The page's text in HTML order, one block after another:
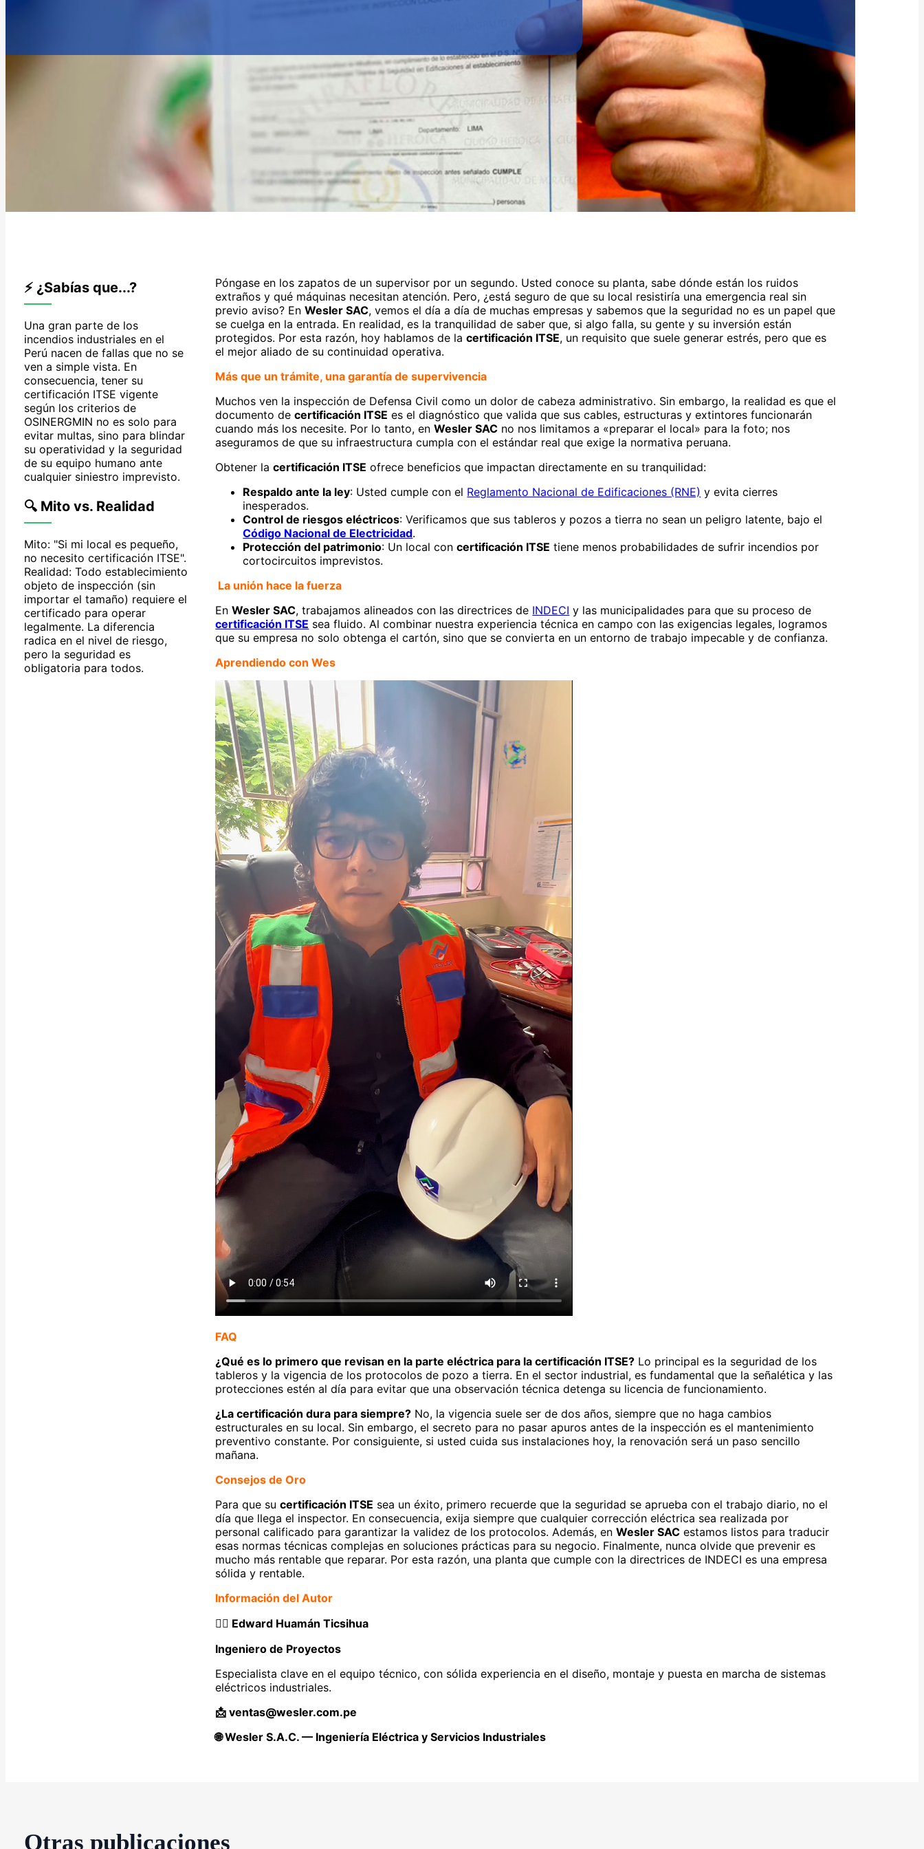
⚡ ¿Sabías que...?
Una gran parte de los
incendios industriales en el
Perú nacen de fallas que no se
ven a simple vista. En
consecuencia, tener su
certificación ITSE vigente
según los criterios de
OSINERGMIN no es solo para
evitar multas, sino para blindar
su operatividad y la seguridad
de su equipo humano ante
cualquier siniestro imprevisto.
🔍 Mito vs. Realidad
Mito: "Si mi local es pequeño,
no necesito certificación ITSE".
Realidad: Todo establecimiento
objeto de inspección (sin
importar el tamaño) requiere el
certificado para operar
legalmente. La diferencia
radica en el nivel de riesgo,
pero la seguridad es
obligatoria para todos.
Póngase en los zapatos de un supervisor por un segundo. Usted conoce su planta, sabe dónde están los ruidos
extraños y qué máquinas necesitan atención. Pero, ¿está seguro de que su local resistiría una emergencia real sin
previo aviso? EnWesler SAC, vemos el día a día de muchas empresas y sabemos que la seguridad no es un papel que
se cuelga en la entrada. En realidad, es la tranquilidad de saber que, si algo falla, su gente y su inversión están
protegidos. Por esta razón, hoy hablamos de lacertificación ITSE, un requisito que suele generar estrés, pero que es
el mejor aliado de su continuidad operativa.
Más que un trámite, una garantía de supervivencia
Muchos ven la inspección de Defensa Civil como un dolor de cabeza administrativo. Sin embargo, la realidad es que el
documento decertificación ITSE es el diagnóstico que valida que sus cables, estructuras y extintores funcionarán
cuando más los necesite. Por lo tanto, enWesler SAC no nos limitamos a «preparar el local» para la foto; nos
aseguramos de que su infraestructura cumpla con el estándar real que exige la normativa peruana.
Obtener lacertificación ITSE ofrece beneficios que impactan directamente en su tranquilidad:
Respaldo ante la ley: Usted cumple con el Reglamento Nacional de Edificaciones (RNE) y evita cierres
inesperados.
Control de riesgos eléctricos: Verificamos que sus tableros y pozos a tierra no sean un peligro latente, bajo el
Código Nacional de Electricidad.
Protección del patrimonio: Un local concertificación ITSE tiene menos probabilidades de sufrir incendios por
cortocircuitos imprevistos.
La unión hace la fuerza
EnWesler SAC, trabajamos alineados con las directrices de INDECI y las municipalidades para que su proceso de
certificación ITSE sea fluido. Al combinar nuestra experiencia técnica en campo con las exigencias legales, logramos
que su empresa no solo obtenga el cartón, sino que se convierta en un entorno de trabajo impecable y de confianza.
Aprendiendo con Wes
FAQ
¿Qué es lo primero que revisan en la parte eléctrica para la certificación ITSE? Lo principal es la seguridad de los
tableros y la vigencia de los protocolos de pozo a tierra. En el sector industrial, es fundamental que la señalética y las
protecciones estén al día para evitar que una observación técnica detenga su licencia de funcionamiento.
¿La certificación dura para siempre? No, la vigencia suele ser de dos años, siempre que no haga cambios
estructurales en su local. Sin embargo, el secreto para no pasar apuros antes de la inspección es el mantenimiento
preventivo constante. Por consiguiente, si usted cuida sus instalaciones hoy, la renovación será un paso sencillo
mañana.
Consejos de Oro
Para que sucertificación ITSE sea un éxito, primero recuerde que la seguridad se aprueba con el trabajo diario, no el
día que llega el inspector. En consecuencia, exija siempre que cualquier corrección eléctrica sea realizada por
personal calificado para garantizar la validez de los protocolos. Además, enWesler SAC estamos listos para traducir
esas normas técnicas complejas en soluciones prácticas para su negocio. Finalmente, nunca olvide que prevenir es
mucho más rentable que reparar. Por esta razón, una planta que cumple con la directrices de INDECI es una empresa
sólida y rentable.
Información del Autor
👷‍♂️ Edward Huamán Ticsihua
Ingeniero de Proyectos
Especialista clave en el equipo técnico, con sólida experiencia en el diseño, montaje y puesta en marcha de sistemas
eléctricos industriales.
📩 ventas@wesler.com.pe
🌐 Wesler S.A.C. — Ingeniería Eléctrica y Servicios Industriales
Otras publicaciones